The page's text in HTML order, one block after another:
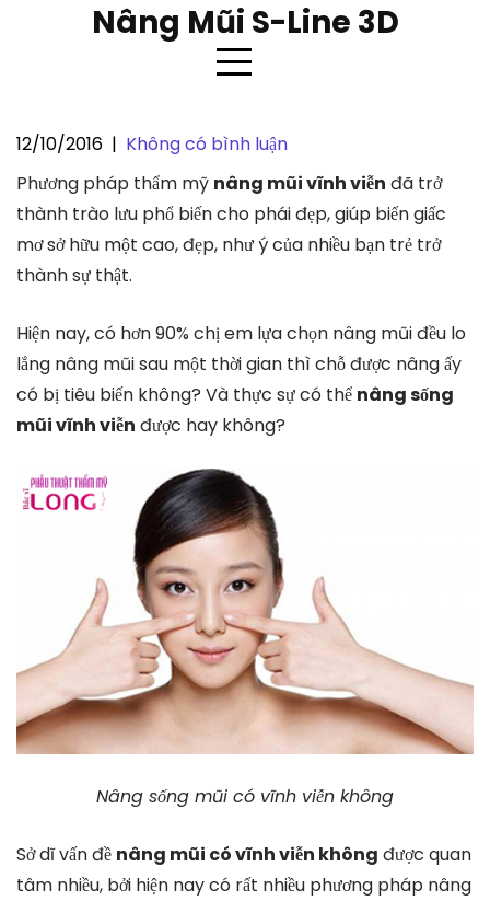
Nâng Mũi S-Line 3D
Nâng sống mũi có vĩnh viễn
không ?
12/10/2016 | Không có bình luận
Phương pháp thẩm mỹ nâng mũi vĩnh viễn đã trở
thành trào lưu phổ biến cho phái đẹp, giúp biến giấc
mơ sở hữu một cao, đẹp, như ý của nhiều bạn trẻ trở
thành sự thật.
Hiện nay, có hơn 90% chị em lựa chọn nâng mũi đều lo
lắng nâng mũi sau một thời gian thì chỗ được nâng ấy
có bị tiêu biến không? Và thực sự có thể nâng sống
mũi vĩnh viễn được hay không?
Nâng sống mũi có vĩnh viễn không
Sở dĩ vấn đề nâng mũi có vĩnh viễn không được quan
tâm nhiều, bởi hiện nay có rất nhiều phương pháp nâng